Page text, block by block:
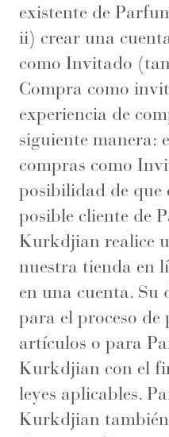
existente de
ii) crear una
como Invitado
Compra como
experiencia de
siguiente manera:
compras como
posibilidad de que
posible cliente de
Kurkdjian realice
nuestra tienda en
en una cuenta. Su
para el proceso
artículos o para
Kurkdjian con el
leyes aplicables.
Kurkdjian